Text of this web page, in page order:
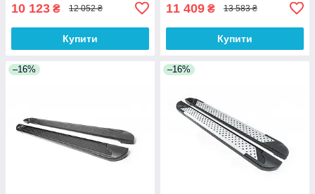
10 123 ₴ 12 052 ₴
Купити
11 409 ₴ 13 583 ₴
Купити
–16% –16%